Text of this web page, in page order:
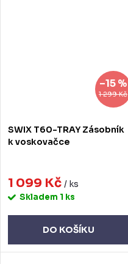
1 299 Kč
–15 %
SWIX T60-TRAY Zásobník
k voskovačce
1 099 Kč / ks
Skladem 1 ks
DO KOŠÍKU